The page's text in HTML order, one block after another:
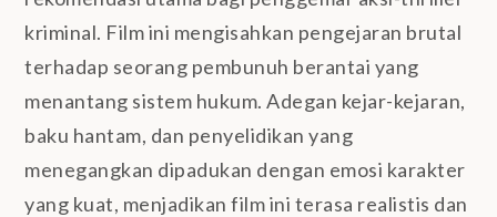
kriminal. Film ini mengisahkan pengejaran brutal
terhadap seorang pembunuh berantai yang
menantang sistem hukum. Adegan kejar-kejaran,
baku hantam, dan penyelidikan yang
menegangkan dipadukan dengan emosi karakter
yang kuat, menjadikan film ini terasa realistis dan